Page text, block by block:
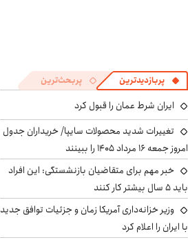
پربازدیدترین پربحث‌ترین
ایران شرط عمان را قبول کرد
تغییرات شدید محصولات سایپا/ خریداران جدول
امروز جمعه ۱۶ مرداد ۱۴۰۵ را ببینند
خبر مهم برای متقاضیان بازنشستگی: این افراد
باید ۵ سال بیشتر کار کنند
وزیر خزانه‌داری آمریکا زمان و جزئیات توافق جدید
با ایران را اعلام کرد